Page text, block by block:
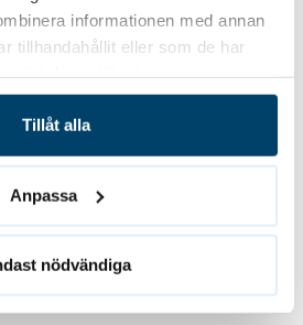
informationen med annan
tillhandahållit eller som de har
Tillåt alla
Anpassa
nödvändiga